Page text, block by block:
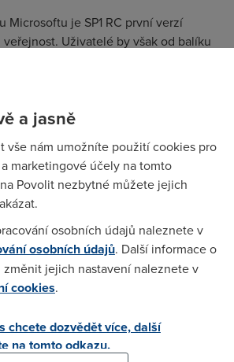
Microsoftu je SP1 RC první verzí
Uživatelé by však od balíku
Microsoft opět zdůrazňuje, že SP1
vydané záplaty a aktualizace a že
XP).
nainstalovali beta verzi SP1, ji
odinstalovat. RC verze se bude muset
až vyjde ostrá verze SP1.
i 64bitová verze. K úspěšnému
podrobit kontrole pravosti. Zájemci
a jasně
vše nám umožníte použití cookies pro
marketingové účely na tomto
Povolit nezbytné můžete jejich
osobních údajů naleznete v
osobních údajů. Další informace o
jejich nastavení naleznete v
cookies.
chcete dozvědět více, další
na tomto odkazu.